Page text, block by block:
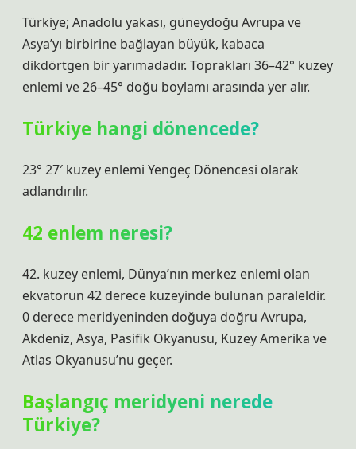
Türkiye; Anadolu yakası, güneydoğu Avrupa ve
Asya’yı birbirine bağlayan büyük, kabaca
dikdörtgen bir yarımadadır. Toprakları 36–42° kuzey
enlemi ve 26–45° doğu boylamı arasında yer alır.
Türkiye hangi dönencede?
23° 27′ kuzey enlemi Yengeç Dönencesi olarak
adlandırılır.
42 enlem neresi?
42. kuzey enlemi, Dünya’nın merkez enlemi olan
ekvatorun 42 derece kuzeyinde bulunan paraleldir.
0 derece meridyeninden doğuya doğru Avrupa,
Akdeniz, Asya, Pasifik Okyanusu, Kuzey Amerika ve
Atlas Okyanusu’nu geçer.
Başlangıç meridyeni nerede
Türkiye?